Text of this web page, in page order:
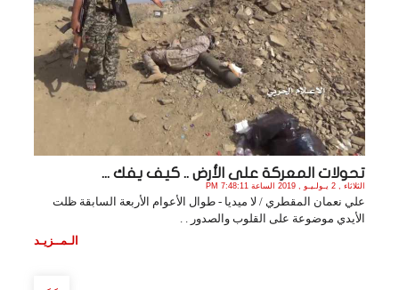
تحولات المعركة على الأرض .. كيف يفك ...
الثلاثاء , 2 يـولـيـو , 2019 الساعة 7:48:11 PM
علي نعمان المقطري / لا ميديا - طوال الأعوام الأربعة السابقة ظلت
الأيدي موضوعة على القلوب والصدور . .
الـمــزيـد